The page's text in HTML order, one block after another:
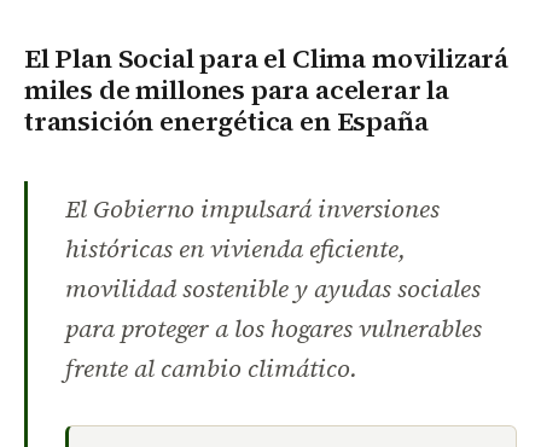
El Plan Social para el Clima movilizará
miles de millones para acelerar la
transición energética en España
El Gobierno impulsará inversiones
históricas en vivienda eficiente,
movilidad sostenible y ayudas sociales
para proteger a los hogares vulnerables
frente al cambio climático.